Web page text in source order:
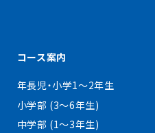
コース案内
年長児・小学1〜2年生
小学部 (3〜6年生)
中学部 (1〜3年生)